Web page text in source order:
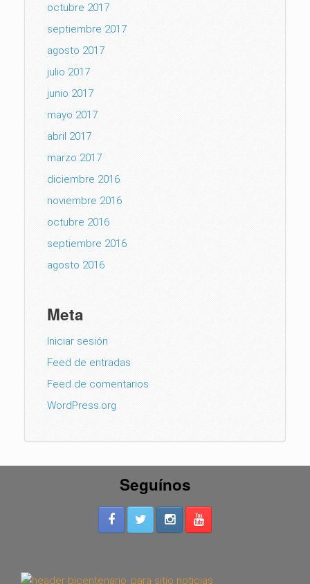
octubre 2017
septiembre 2017
agosto 2017
julio 2017
junio 2017
mayo 2017
abril 2017
marzo 2017
diciembre 2016
noviembre 2016
octubre 2016
septiembre 2016
agosto 2016
Meta
Iniciar sesión
Feed de entradas
Feed de comentarios
WordPress.org
Seguínos